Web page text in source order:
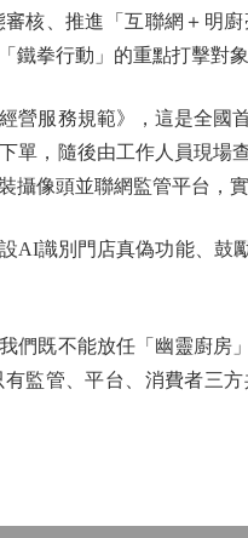
核、推進「互聯網＋明
鐵拳行動」的重點打擊對象
服務規範》，這是全國
單，隨後由工作人員現場
攝像頭並聯網監管平台
識別門店真偽功能、鼓
既不能放任「幽靈廚房
監管、平台、消費者三